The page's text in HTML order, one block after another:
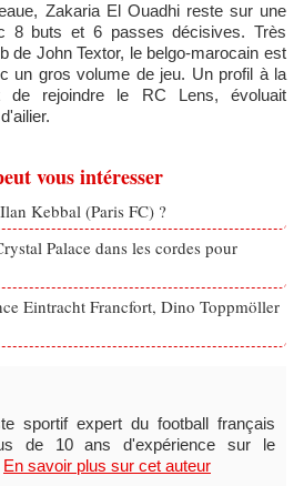
Zakaria El Ouadhi reste sur une
8 buts et 6 passes décisives. Très
de John Textor, le belgo-marocain est
un gros volume de jeu. Un profil à la
de rejoindre le RC Lens, évoluait
vous intéresser
Kebbal (Paris FC) ?
Palace dans les cordes pour
Eintracht Francfort, Dino Toppmöller
sportif expert du football français
de 10 ans d'expérience sur le
En savoir plus sur cet auteur